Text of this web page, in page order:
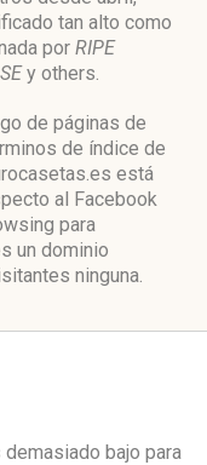
tan alto como
por RIPE
y others.
de páginas de
de índice de
está
al Facebook
para
un dominio
ninguna.
bajo para